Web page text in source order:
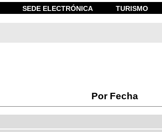
SEDE ELECTRÓNICA TURISMO
Por Fecha